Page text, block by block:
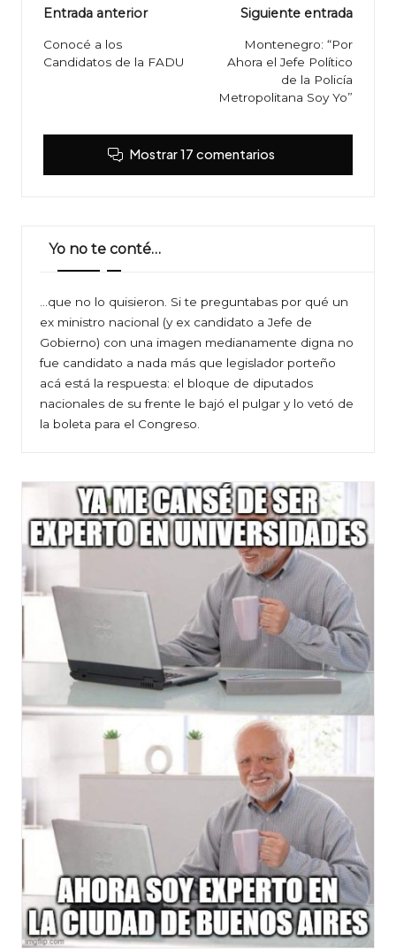
Navegación
de
entradas
Entrada anterior
Conocé a los
Candidatos de la FADU
Siguiente entrada
Montenegro: “Por
Ahora el Jefe Político
de la Policía
Metropolitana Soy Yo”
Mostrar 17 comentarios
Yo no te conté…
…que no lo quisieron. Si te preguntabas por qué un
ex ministro nacional (y ex candidato a Jefe de
Gobierno) con una imagen medianamente digna no
fue candidato a nada más que legislador porteño
acá está la respuesta: el bloque de diputados
nacionales de su frente le bajó el pulgar y lo vetó de
la boleta para el Congreso.